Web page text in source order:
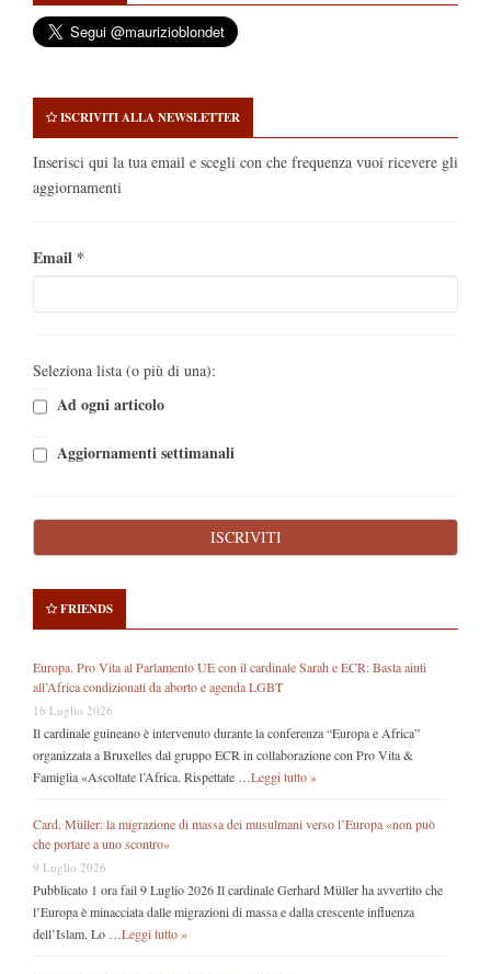
ISCRIVITI ALLA NEWSLETTER
Inserisci qui la tua email e scegli con che frequenza vuoi ricevere gli
aggiornamenti
Email *
Seleziona lista (o più di una):
Ad ogni articolo
Aggiornamenti settimanali
FRIENDS
Europa. Pro Vita al Parlamento UE con il cardinale Sarah e ECR: Basta aiuti
all’Africa condizionati da aborto e agenda LGBT
16 Luglio 2026
Il cardinale guineano è intervenuto durante la conferenza “Europa e Africa”
organizzata a Bruxelles dal gruppo ECR in collaborazione con Pro Vita &
Famiglia «Ascoltate l’Africa. Rispettate … Leggi tutto »
Card. Müller: la migrazione di massa dei musulmani verso l’Europa «non può
che portare a uno scontro»
9 Luglio 2026
Pubblicato 1 ora fail 9 Luglio 2026 Il cardinale Gerhard Müller ha avvertito che
l’Europa è minacciata dalle migrazioni di massa e dalla crescente influenza
dell’Islam. Lo … Leggi tutto »